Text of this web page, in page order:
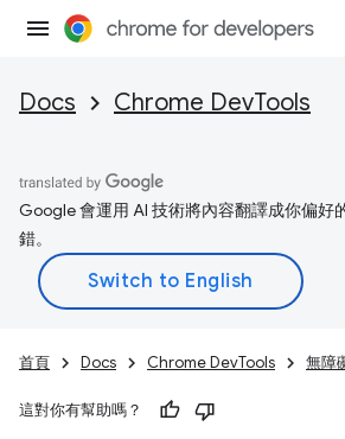
Docs Chrome DevTools
Google 會運用 AI 技術將內容翻譯成你偏好
錯。
首頁 Docs Chrome DevTools 無障
這對你有幫助嗎？